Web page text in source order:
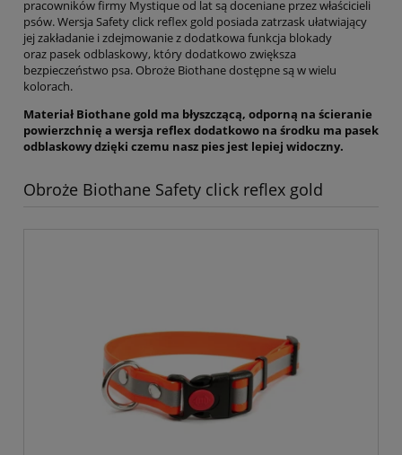
pracowników firmy Mystique od lat są doceniane przez właścicieli
psów. Wersja Safety click reflex gold posiada zatrzask ułatwiający
jej zakładanie i zdejmowanie z dodatkowa funkcja blokady
oraz pasek odblaskowy, który dodatkowo zwiększa
bezpieczeństwo psa. Obroże Biothane dostępne są w wielu
kolorach.
Materiał Biothane gold ma błyszczącą, odporną na ścieranie
powierzchnię a wersja reflex dodatkowo na środku ma pasek
odblaskowy dzięki czemu nasz pies jest lepiej widoczny.
Obroże Biothane Safety click reflex gold